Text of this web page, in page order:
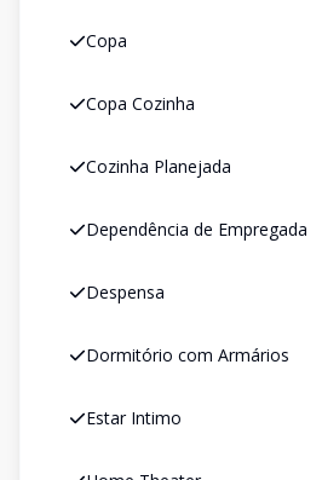
Copa
Copa Cozinha
Cozinha Planejada
Dependência de Empregada
Despensa
Dormitório com Armários
Estar Intimo